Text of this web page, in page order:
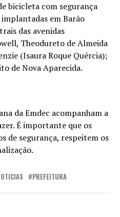
bicicleta com segurança
em Barão
das avenidas
Theodureto de Almeida
(Isaura Roque Quércia);
de Nova Aparecida.
da Emdec acompanham a
É importante que os
de segurança, respeitem os
PREFEITURA